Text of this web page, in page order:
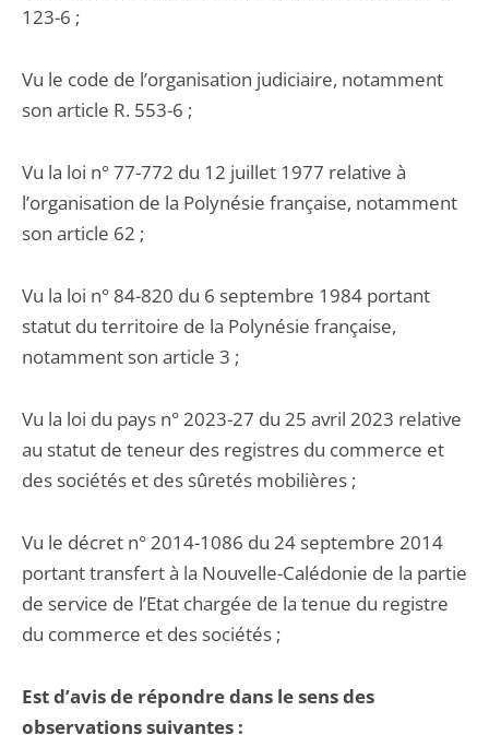
123-6 ;
Vu le code de l’organisation judiciaire, notamment
son article R. 553-6 ;
Vu la loi n° 77-772 du 12 juillet 1977 relative à
l’organisation de la Polynésie française, notamment
son article 62 ;
Vu la loi n° 84-820 du 6 septembre 1984 portant
statut du territoire de la Polynésie française,
notamment son article 3 ;
Vu la loi du pays n° 2023-27 du 25 avril 2023 relative
au statut de teneur des registres du commerce et
des sociétés et des sûretés mobilières ;
Vu le décret n° 2014-1086 du 24 septembre 2014
portant transfert à la Nouvelle-Calédonie de la partie
de service de l’Etat chargée de la tenue du registre
du commerce et des sociétés ;
Est d’avis de répondre dans le sens des
observations suivantes :